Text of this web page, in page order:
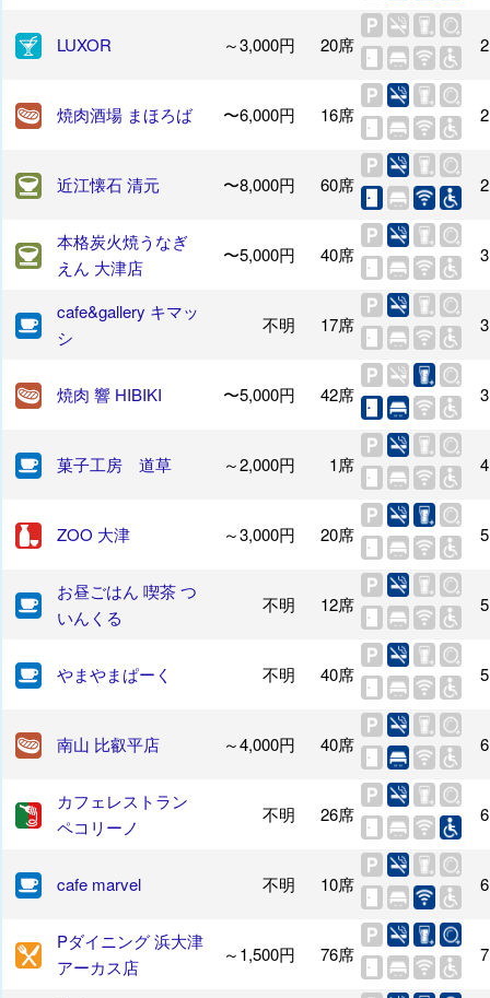
LUXOR ～3,000円 20席
焼肉酒場 まほろば 〜6,000円 16席
近江懐石 清元 〜8,000円 60席
本格炭火焼うなぎ
えん 大津店
〜5,000円 40席
cafe&gallery キマッ
シ
不明 17席
焼肉 響 HIBIKI 〜5,000円 42席
菓子工房 道草 ～2,000円 1席
ZOO 大津 ～3,000円 20席
お昼ごはん 喫茶 つ
いんくる
不明 12席
やまやまぱーく 不明 40席
南山 比叡平店 ～4,000円 40席
カフェレストラン
ペコリーノ
不明 26席
cafe marvel 不明 10席
Pダイニング 浜大津
アーカス店
～1,500円 76席